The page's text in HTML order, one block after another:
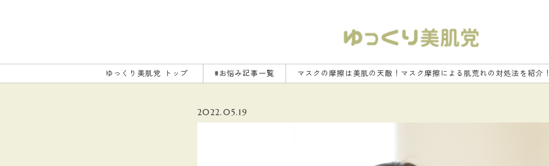
ゆっくり美肌党 トップ #お悩み記事一覧 マスクの摩擦は美肌の天敵！マスク摩擦による肌荒れの対処法を紹介
2022.05.19